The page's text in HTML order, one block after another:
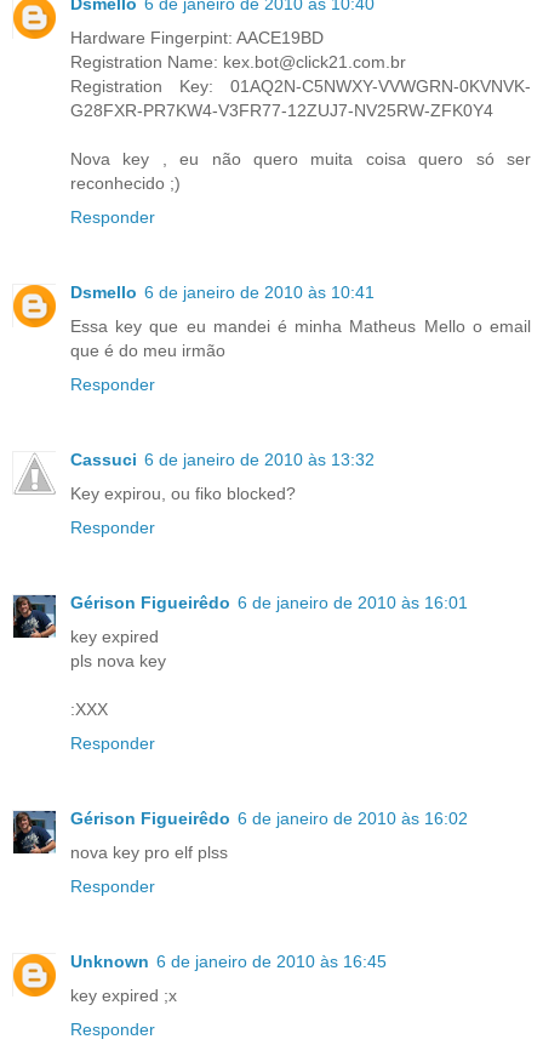
Hardware Fingerpint: AACE19BD
Registration Name: kex.bot@click21.com.br
Registration Key: 01AQ2N-C5NWXY-VVWGRN-0KVNVK-
G28FXR-PR7KW4-V3FR77-12ZUJ7-NV25RW-ZFK0Y4
Nova key , eu não quero muita coisa quero só ser
reconhecido ;)
Responder
Dsmello 6 de janeiro de 2010 às 10:41
Essa key que eu mandei é minha Matheus Mello o email
que é do meu irmão
Responder
Cassuci 6 de janeiro de 2010 às 13:32
Key expirou, ou fiko blocked?
Responder
Gérison Figueirêdo 6 de janeiro de 2010 às 16:01
key expired
pls nova key
:XXX
Responder
Gérison Figueirêdo 6 de janeiro de 2010 às 16:02
nova key pro elf plss
Responder
Unknown 6 de janeiro de 2010 às 16:45
key expired ;x
Responder